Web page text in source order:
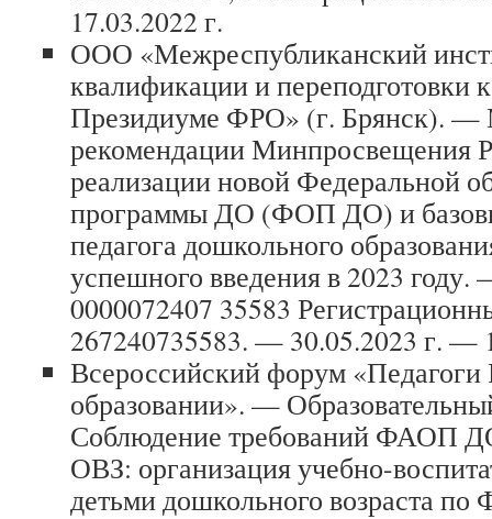
17.03.2022 г.
ООО «Межреспубликанский
квалификации и переподготовки
Президиуме ФРО» (г. Брянск). —
рекомендации Минпросвещения
реализации новой Федеральной
программы ДО (ФОП ДО) и
педагога дошкольного
успешного введения в 2023 году.
0000072407 35583
267240735583. — 30.05.2023 г. —
Всероссийский форум «Педагоги
образовании». —
Соблюдение требований ФАОП
ОВЗ: организация учебно-
детьми дошкольного возраста